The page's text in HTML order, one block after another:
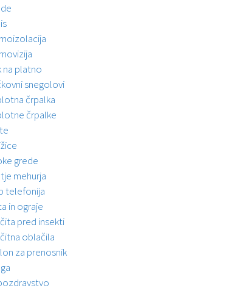
na platno
snegolovi
črpalka
črpalke
grede
mehurja
telefonija
in ograje
pred insekti
oblačila
za prenosnik